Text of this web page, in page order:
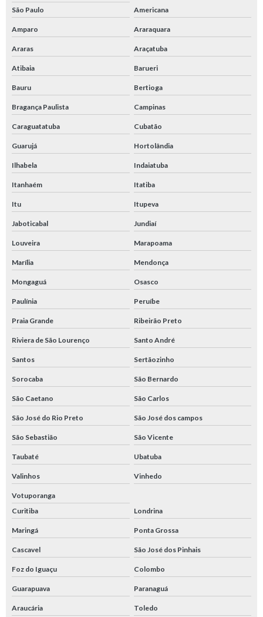
São Paulo
Americana
Amparo Araraquara
Araras Araçatuba
Atibaia Barueri
Bauru Bertioga
Bragança Paulista Campinas
Caraguatatuba Cubatão
Guarujá Hortolândia
Ilhabela Indaiatuba
Itanhaém Itatiba
Itu Itupeva
Jaboticabal Jundiaí
Louveira Marapoama
Marília Mendonça
Mongaguá Osasco
Paulínia Peruíbe
Praia Grande Ribeirão Preto
Riviera de São Lourenço Santo André
Santos Sertãozinho
Sorocaba São Bernardo
São Caetano São Carlos
São José do Rio Preto São José dos campos
São Sebastião São Vicente
Taubaté Ubatuba
Valinhos Vinhedo
Votuporanga
Curitiba
Londrina
Maringá Ponta Grossa
Cascavel São José dos Pinhais
Foz do Iguaçu Colombo
Guarapuava Paranaguá
Araucária Toledo